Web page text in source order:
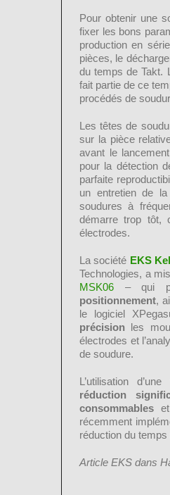
Pour obtenir une
fixer les bons
production en
pièces, le
du temps de Takt.
fait partie de ce
procédés de
Les têtes de
sur la pièce
avant le
pour la détection
parfaite
un entretien de
soudures à
démarre trop tôt,
électrodes.
La société EKS
Technologies, a
MSK06 – qui
positionnement,
le logiciel
précision les
électrodes et
de soudure.
L’utilisation
réduction
consommables
récemment
réduction du
Article EKS dans